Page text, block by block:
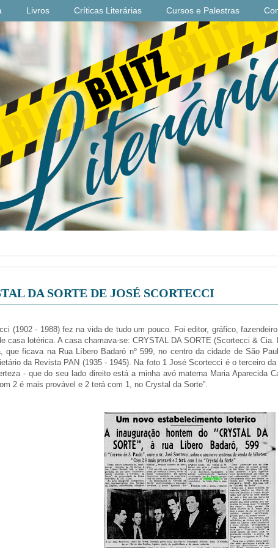
Livros Críticas Literárias Cursos e Palestras
DA SORTE DE JOSÉ SCORTECCI
(1902 - 1988) fez na vida de tudo um pouco. Foi editor, gráfico,
casa lotérica. A casa chamava-se: CRYSTAL DA SORTE (Scortecci & Cia.
que ficava na Rua Líbero Badaró nº 599, no centro da cidade de São
da Revista PAN (1935 - 1945). Na foto 1 José Scortecci é o terceiro
- que do seu lado direito está a minha avó materna Maria Aparecida
2 é mais provável e 2 terá com 1, no Crystal da Sorte”.